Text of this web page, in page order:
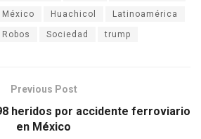
México Huachicol Latinoamérica
Robos Sociedad trump
Previous Post
heridos por accidente ferroviario
en México